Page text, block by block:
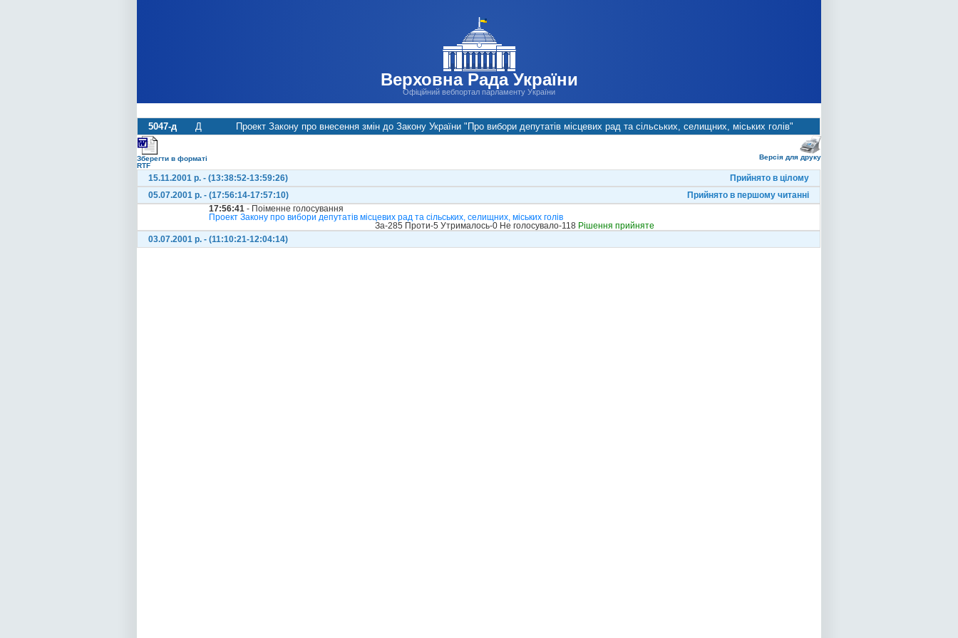
Верховна Рада України
Офіційний вебпортал парламенту України
5047-д Д Проект Закону про внесення змін до Закону України "Про вибори депутатів місцевих рад та сільських, селищних, міських голів"
Зберегти в форматі
RTF
Версія для друку
15.11.2001 р. - (13:38:52-13:59:26)
Прийнято в цілому
05.07.2001 р. - (17:56:14-17:57:10)
Прийнято в першому читанні
17:56:41 - Поіменне голосування
Проект Закону про вибори депутатів місцевих рад та сільських, селищних, міських голів
За-285 Проти-5 Утрималось-0 Не голосувало-118 Рішення прийняте
03.07.2001 р. - (11:10:21-12:04:14)